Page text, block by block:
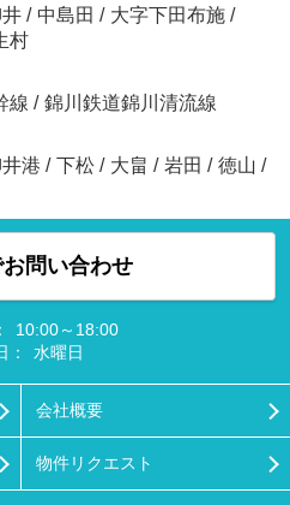
/ 中島田 / 大字下田布施 /
村
線 / 錦川鉄道錦川清流線
港 / 下松 / 大畠 / 岩田 / 徳山 /
問い合わせ
10:00～18:00
：
水曜日
会社概要
物件リクエスト